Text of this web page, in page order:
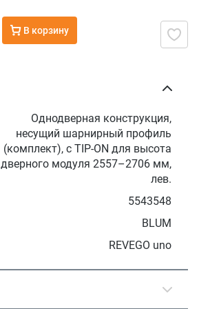
В корзину
Однодверная конструкция,
несущий шарнирный профиль
(комплект), с TIP-ON для высота
дверного модуля 2557–2706 мм,
лев.
5543548
BLUM
REVEGO uno